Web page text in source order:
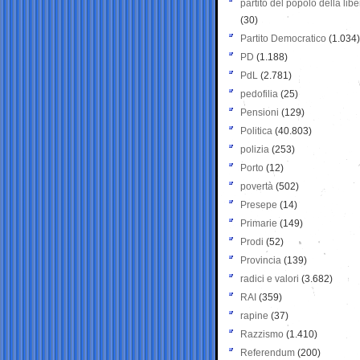
partito del popolo della
(30)
Partito Democratico (1.034)
PD (1.188)
PdL (2.781)
pedofilia (25)
Pensioni (129)
Politica (40.803)
polizia (253)
Porto (12)
povertà (502)
Presepe (14)
Primarie (149)
Prodi (52)
Provincia (139)
radici e valori (3.682)
RAI (359)
rapine (37)
Razzismo (1.410)
Referendum (200)